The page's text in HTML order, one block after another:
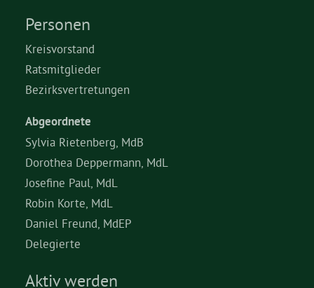
Personen
Kreisvorstand
Ratsmitglieder
Bezirksvertretungen
Abgeordnete
Sylvia Rietenberg, MdB
Dorothea Deppermann, MdL
Josefine Paul, MdL
Robin Korte, MdL
Daniel Freund, MdEP
Delegierte
Aktiv werden